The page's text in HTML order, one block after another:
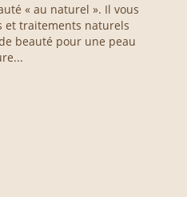
« au naturel ». Il vous
et traitements naturels
beauté pour une peau